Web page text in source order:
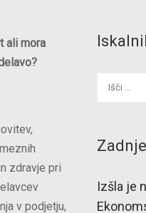
ali mora
zdravje pri
v podjetju,
Izšla je